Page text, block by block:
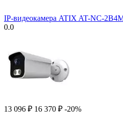
IP-видеокамера ATIX AT-NC-
0.0
13 096 ₽ 16 370 ₽ -20%